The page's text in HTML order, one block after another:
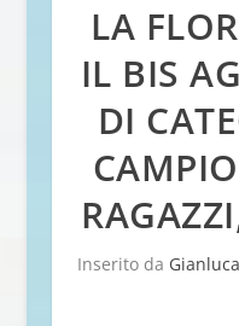
LA
IL BIS
DI
Inserito da